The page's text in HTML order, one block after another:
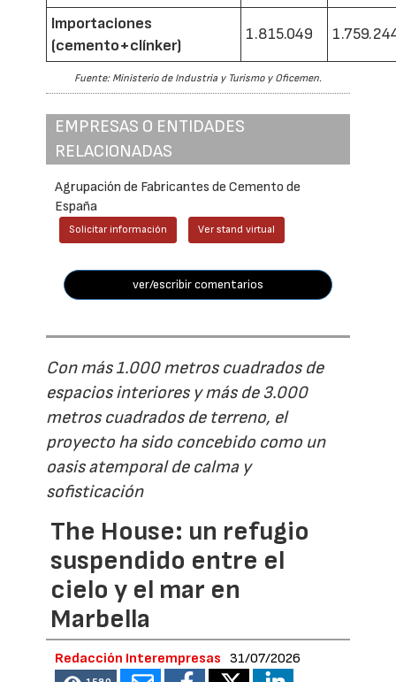
Importaciones
(cemento+clínker)
1.815.049
Fuente: Ministerio de Industria y Turismo y Oficemen.
EMPRESAS O ENTIDADES
RELACIONADAS
Agrupación de Fabricantes de Cemento de
España
Solicitar información Ver stand virtual
ver/escribir comentarios
Con más 1.000 metros cuadrados de
espacios interiores y más de 3.000
metros cuadrados de terreno, el
proyecto ha sido concebido como un
oasis atemporal de calma y
sofisticación
The House: un refugio
suspendido entre el
cielo y el mar en
Marbella
Redacción Interempresas 31/07/2026